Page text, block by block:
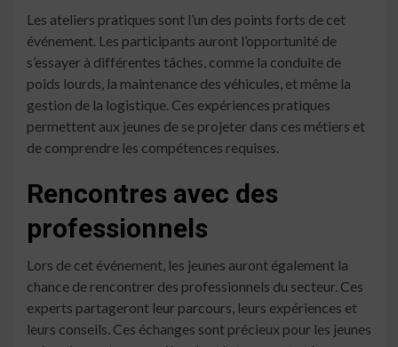
Les ateliers pratiques sont l’un des points forts de cet
événement. Les participants auront l’opportunité de
s’essayer à différentes tâches, comme la conduite de
poids lourds, la maintenance des véhicules, et même la
gestion de la logistique. Ces expériences pratiques
permettent aux jeunes de se projeter dans ces métiers et
de comprendre les compétences requises.
Rencontres avec des
professionnels
Lors de cet événement, les jeunes auront également la
chance de rencontrer des professionnels du secteur. Ces
experts partageront leur parcours, leurs expériences et
leurs conseils. Ces échanges sont précieux pour les jeunes